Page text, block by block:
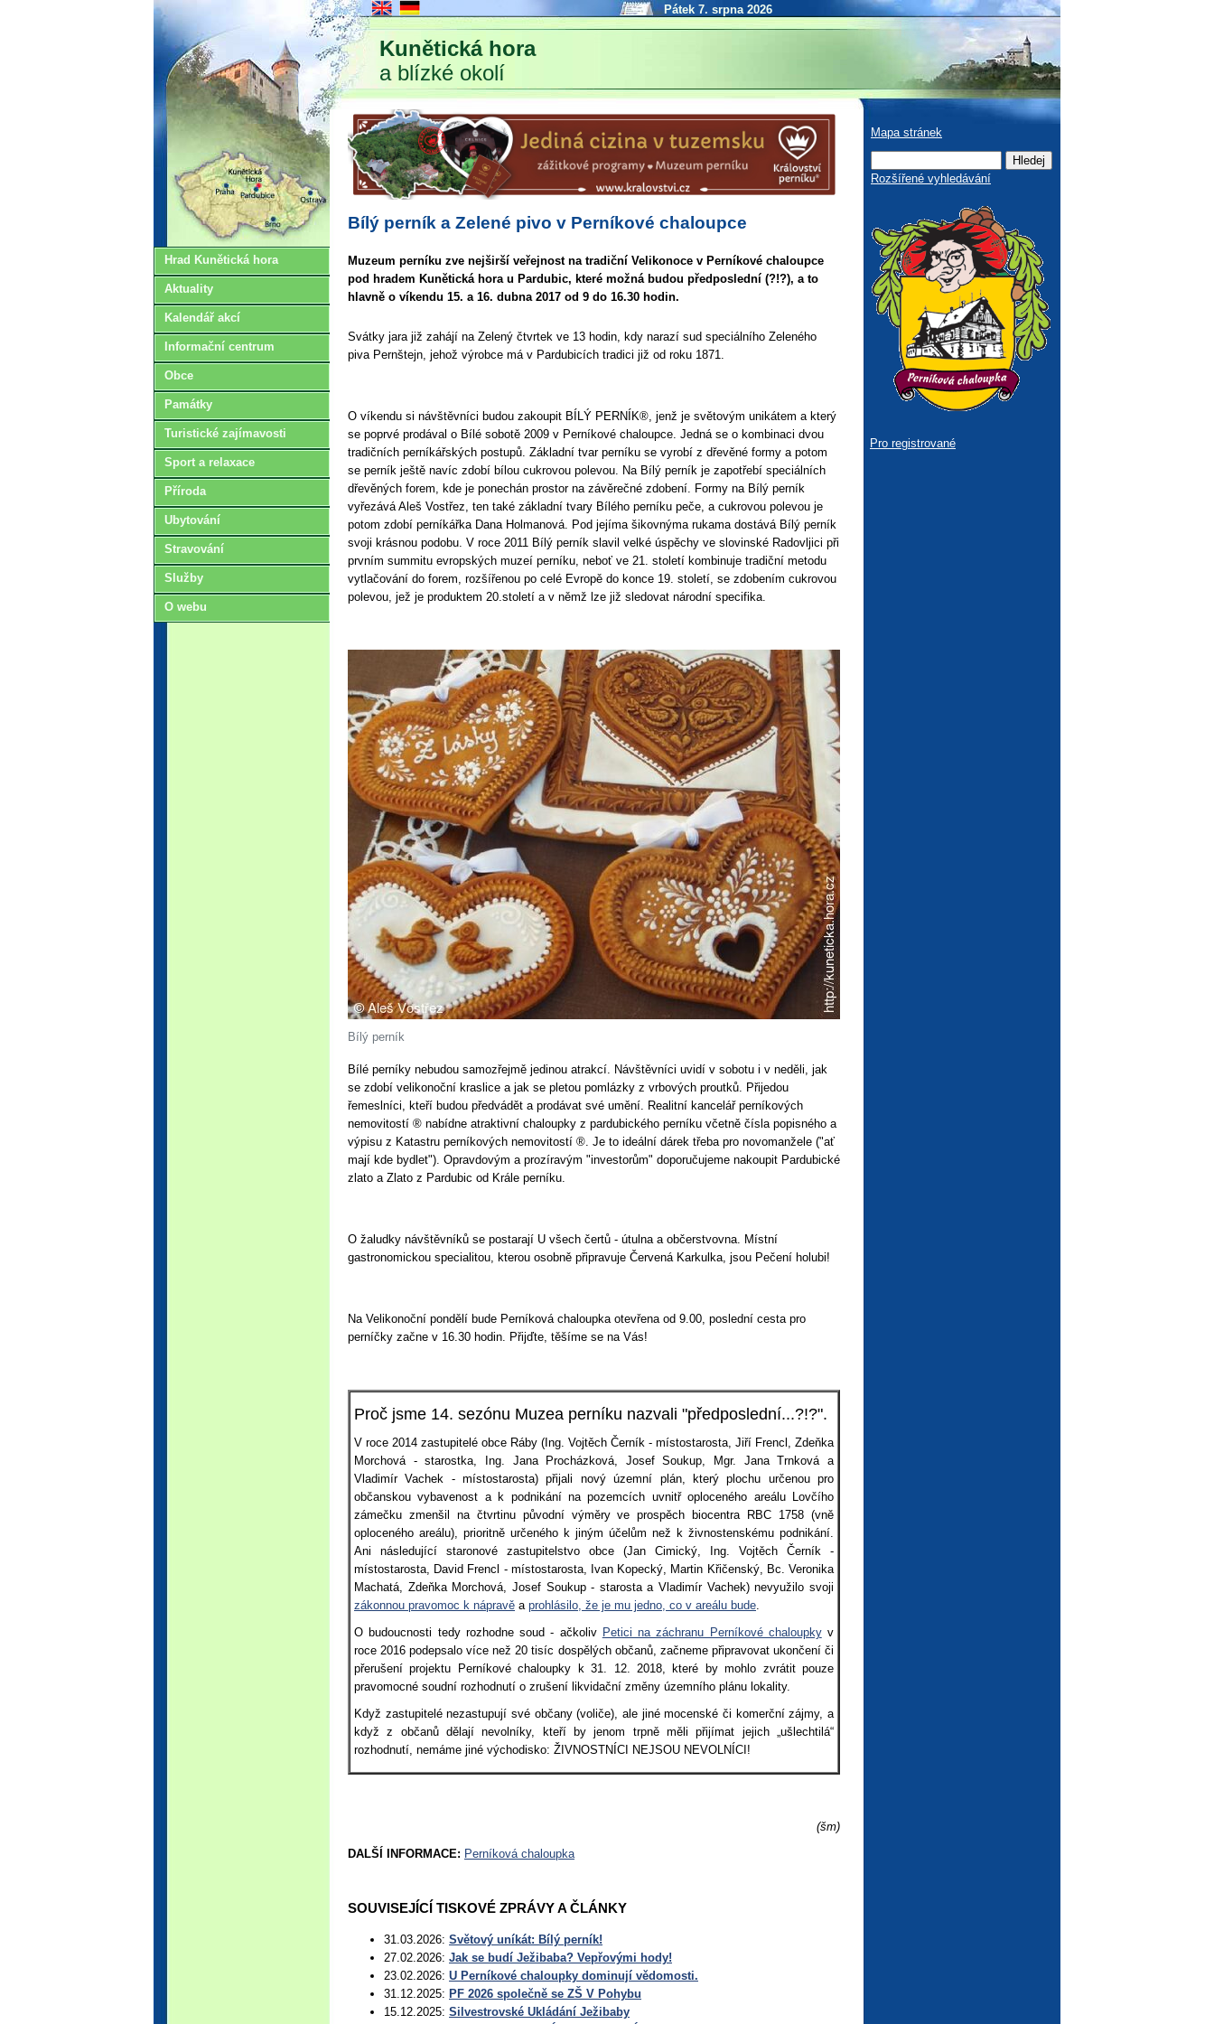
Kunětická hora
a blízké okolí
Pátek 7. srpna 2026
Hrad Kunětická hora
Aktuality
Kalendář akcí
Informační centrum
Obce
Památky
Turistické zajímavosti
Sport a relaxace
Příroda
Ubytování
Stravování
Služby
O webu
Bílý perník a Zelené pivo v Perníkové chaloupce
Muzeum perníku zve nejširší veřejnost na tradiční Velikonoce v Perníkové chaloupce
pod hradem Kunětická hora u Pardubic, které možná budou předposlední (?!?), a to
hlavně o víkendu 15. a 16. dubna 2017 od 9 do 16.30 hodin.
Svátky jara již zahájí na Zelený čtvrtek ve 13 hodin, kdy narazí sud speciálního Zeleného
piva Pernštejn, jehož výrobce má v Pardubicích tradici již od roku 1871.
O víkendu si návštěvníci budou zakoupit BÍLÝ PERNÍK®, jenž je světovým unikátem a který
se poprvé prodával o Bílé sobotě 2009 v Perníkové chaloupce. Jedná se o kombinaci dvou
tradičních perníkářských postupů. Základní tvar perníku se vyrobí z dřevěné formy a potom
se perník ještě navíc zdobí bílou cukrovou polevou. Na Bílý perník je zapotřebí speciálních
dřevěných forem, kde je ponechán prostor na závěrečné zdobení. Formy na Bílý perník
vyřezává Aleš Vostřez, ten také základní tvary Bílého perníku peče, a cukrovou polevou je
potom zdobí perníkářka Dana Holmanová. Pod jejíma šikovnýma rukama dostává Bílý perník
svoji krásnou podobu. V roce 2011 Bílý perník slavil velké úspěchy ve slovinské Radovljici při
prvním summitu evropských muzeí perníku, neboť ve 21. století kombinuje tradiční metodu
vytlačování do forem, rozšířenou po celé Evropě do konce 19. století, se zdobením cukrovou
polevou, jež je produktem 20.století a v němž lze již sledovat národní specifika.
Bílý perník
Bílé perníky nebudou samozřejmě jedinou atrakcí. Návštěvníci uvidí v sobotu i v neděli, jak
se zdobí velikonoční kraslice a jak se pletou pomlázky z vrbových proutků. Přijedou
řemeslníci, kteří budou předvádět a prodávat své umění. Realitní kancelář perníkových
nemovitostí ® nabídne atraktivní chaloupky z pardubického perníku včetně čísla popisného a
výpisu z Katastru perníkových nemovitostí ®. Je to ideální dárek třeba pro novomanžele ("ať
mají kde bydlet"). Opravdovým a prozíravým "investorům" doporučujeme nakoupit Pardubické
zlato a Zlato z Pardubic od Krále perníku.
O žaludky návštěvníků se postarají U všech čertů - útulna a občerstvovna. Místní
gastronomickou specialitou, kterou osobně připravuje Červená Karkulka, jsou Pečení holubi!
Na Velikonoční pondělí bude Perníková chaloupka otevřena od 9.00, poslední cesta pro
perníčky začne v 16.30 hodin. Přijďte, těšíme se na Vás!
Proč jsme 14. sezónu Muzea perníku nazvali "předposlední...?!?".
V roce 2014 zastupitelé obce Ráby (Ing. Vojtěch Černík - místostarosta, Jiří Frencl, Zdeňka
Morchová - starostka, Ing. Jana Procházková, Josef Soukup, Mgr. Jana Trnková a
Vladimír Vachek - místostarosta) přijali nový územní plán, který plochu určenou pro
občanskou vybavenost a k podnikání na pozemcích uvnitř oploceného areálu Lovčího
zámečku zmenšil na čtvrtinu původní výměry ve prospěch biocentra RBC 1758 (vně
oploceného areálu), prioritně určeného k jiným účelům než k živnostenskému podnikání.
Ani následující staronové zastupitelstvo obce (Jan Cimický, Ing. Vojtěch Černík -
místostarosta, David Frencl - místostarosta, Ivan Kopecký, Martin Křičenský, Bc. Veronika
Machatá, Zdeňka Morchová, Josef Soukup - starosta a Vladimír Vachek) nevyužilo svoji
zákonnou pravomoc k nápravě a prohlásilo, že je mu jedno, co v areálu bude
O budoucnosti tedy rozhodne soud - ačkoliv Petici na záchranu Perníkové chaloupkyv
roce 2016 podepsalo více než 20 tisíc dospělých občanů, začneme připravovat ukončení či
přerušení projektu Perníkové chaloupky k 31. 12. 2018, které by mohlo zvrátit pouze
pravomocné soudní rozhodnutí o zrušení likvidační změny územního plánu lokality.
Když zastupitelé nezastupují své občany (voliče), ale jiné mocenské či komerční zájmy, a
když z občanů dělají nevolníky, kteří by jenom trpně měli přijímat jejich „ušlechtilá“
rozhodnutí, nemáme jiné východisko: ŽIVNOSTNÍCI NEJSOU NEVOLNÍCI!
(šm)
DALŠÍ INFORMACE: Perníková chaloupka
SOUVISEJÍCÍ TISKOVÉ ZPRÁVY A ČLÁNKY
31.03.2026: Světový uníkát: Bílý perník!
27.02.2026: Jak se budí Ježibaba? Vepřovými hody!
23.02.2026: U Perníkové chaloupky dominují vědomosti.
31.12.2025: PF 2026 společně se ZŠ V Pohybu
15.12.2025: Silvestrovské Ukládání Ježibaby
Mapa stránek
Rozšířené vyhledávání
Pro registrované